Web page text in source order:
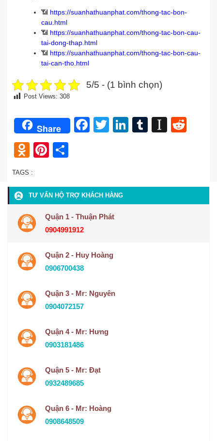
📶 https://suanhathuanphat.com/thong-tac-bon-
cau.html
📶 https://suanhathuanphat.com/thong-tac-bon-cau-
tai-dong-thap.html
📶 https://suanhathuanphat.com/thong-tac-bon-cau-
tai-can-tho.html
5/5 - (1 bình chọn)
Post Views: 308
Share Facebook
TwitterLinkedIn
Tumblr
Odnoklassniki
Pinterest
TAGS :
TƯ VẤN HỘ TRỢ KHÁCH HÀNG
Quận 1 - Thuận Phát
0904991912
Quận 2 - Huy Hoàng
0906700438
Quận 3 - Mr: Nguyên
0904072157
Quận 4 - Mr: Hưng
0903181486
Quận 5 - Mr: Đạt
0932489685
Quận 6 - Mr: Hoàng
0908648509